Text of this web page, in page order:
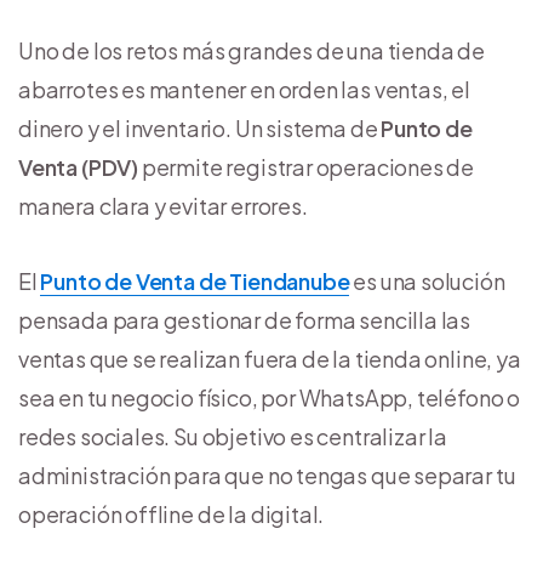
Uno de los retos más grandes de una tienda de
abarrotes es mantener en orden las ventas, el
dinero y el inventario. Un sistema dePunto de
Venta (PDV) permite registrar operaciones de
manera clara y evitar errores.
El Punto de Venta de Tiendanubees una solución
pensada para gestionar de forma sencilla las
ventas que se realizan fuera de la tienda online, ya
sea en tu negocio físico, por WhatsApp, teléfono o
redes sociales. Su objetivo es centralizar la
administración para que no tengas que separar tu
operación offline de la digital.